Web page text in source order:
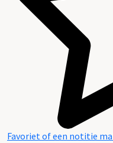
Favoriet of een notitie